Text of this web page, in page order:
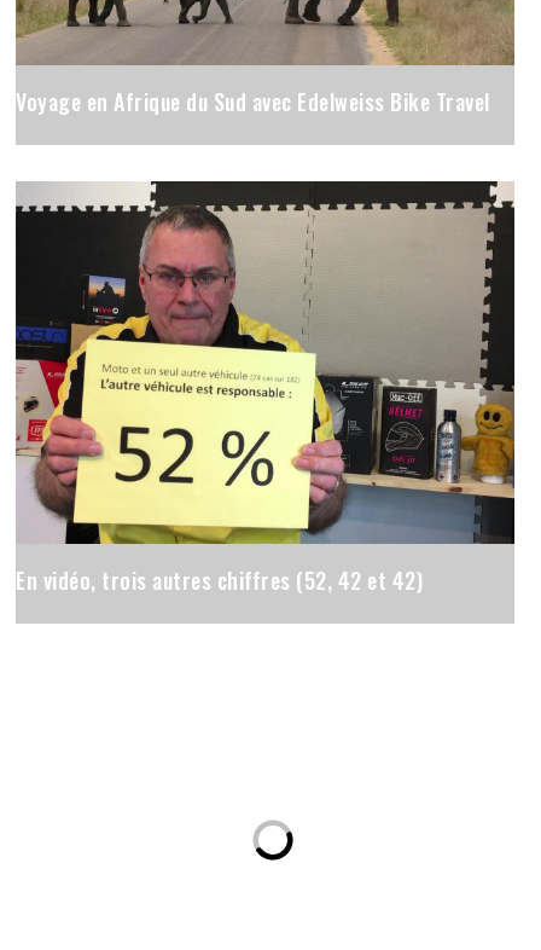
Voyage en Afrique du Sud avec Edelweiss Bike Travel
En vidéo, trois autres chiffres (52, 42 et 42)